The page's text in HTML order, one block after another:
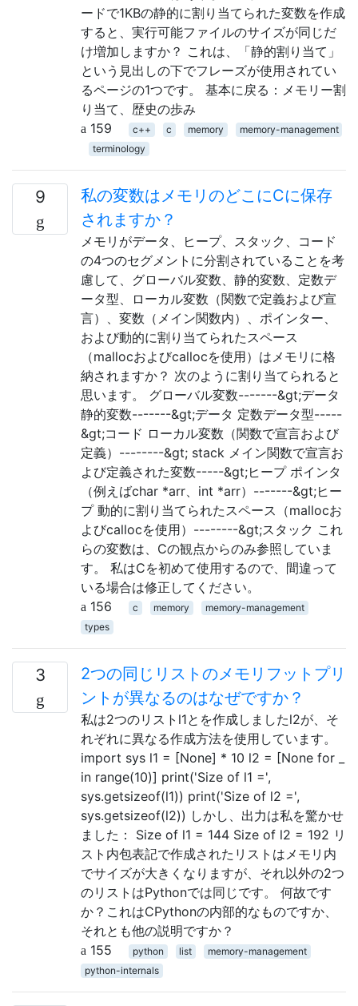
ードで1KBの静的に割り当てられた変数を作成
すると、実行可能ファイルのサイズが同じだ
け増加しますか？ これは、「静的割り当て」
という見出しの下でフレーズが使用されてい
るページの1つです。 基本に戻る：メモリー割
り当て、歴史の歩み
159
c++ c memory
memory-management
terminology
9
私の変数はメモリのどこにCに保存
されますか？
メモリがデータ、ヒープ、スタック、コード
の4つのセグメントに分割されていることを考
慮して、グローバル変数、静的変数、定数デ
ータ型、ローカル変数（関数で定義および宣
言）、変数（メイン関数内）、ポインター、
および動的に割り当てられたスペース
（mallocおよびcallocを使用）はメモリに格
納されますか？ 次のように割り当てられると
思います。 グローバル変数-------&gt;データ
静的変数-------&gt;データ 定数データ型-----
&gt;コード ローカル変数（関数で宣言および
定義）--------&gt; stack メイン関数で宣言お
よび定義された変数-----&gt;ヒープ ポインタ
（例えばchar *arr、int *arr）-------&gt;ヒー
プ 動的に割り当てられたスペース（mallocお
よびcallocを使用）--------&gt;スタック これ
らの変数は、Cの観点からのみ参照していま
す。 私はCを初めて使用するので、間違って
いる場合は修正してください。
156
c memory
memory-management
types
3
2つの同じリストのメモリフットプリ
ントが異なるのはなぜですか？
私は2つのリストl1とを作成しましたl2が、そ
れぞれに異なる作成方法を使用しています。
import sys l1 = [None] * 10 l2 = [None for _
in range(10)] print('Size of l1 =',
sys.getsizeof(l1)) print('Size of l2 =',
sys.getsizeof(l2)) しかし、出力は私を驚かせ
ました： Size of l1 = 144 Size of l2 = 192 リ
スト内包表記で作成されたリストはメモリ内
でサイズが大きくなりますが、それ以外の2つ
のリストはPythonでは同じです。 何故です
か？これはCPythonの内部的なものですか、
それとも他の説明ですか？
155
python list
memory-management
python-internals